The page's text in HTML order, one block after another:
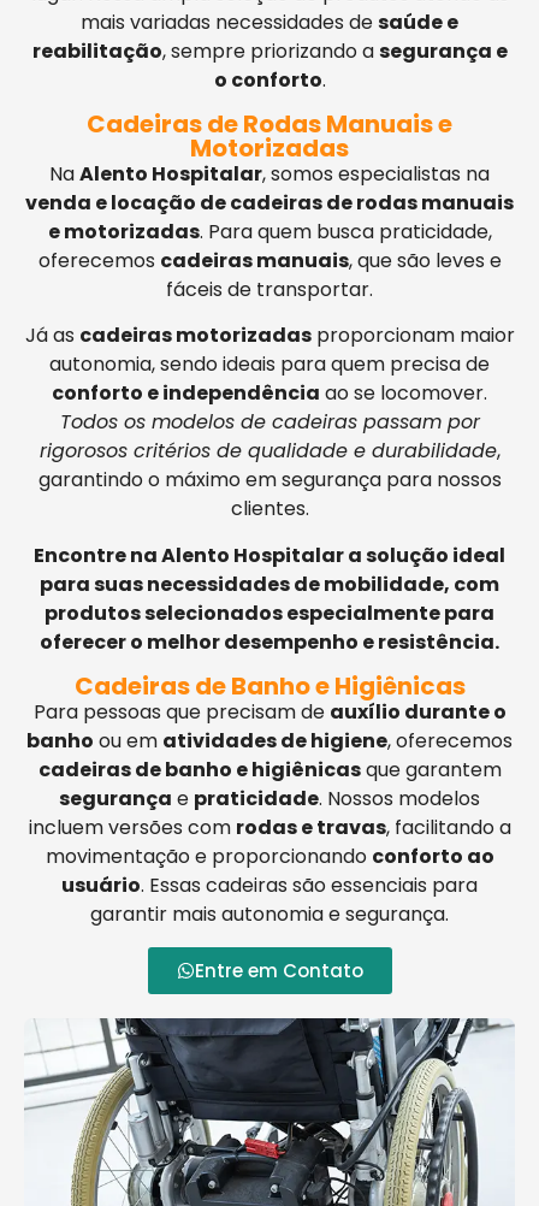
mais variadas necessidades desaúde e
reabilitação, sempre priorizando asegurança e
o conforto.
Cadeiras de Rodas Manuais e
Motorizadas
NaAlento Hospitalar, somos especialistas na
venda e locação de cadeiras de rodas manuais
e motorizadas. Para quem busca praticidade,
oferecemos cadeiras manuais, que são leves e
fáceis de transportar.
Já as cadeiras motorizadasproporcionam maior
autonomia, sendo ideais para quem precisa de
conforto e independência ao se locomover.
Todos os modelos de cadeiras passam por
rigorosos critérios de qualidade e durabilidade,
garantindo o máximo em segurança para nossos
clientes.
Encontre na Alento Hospitalar a solução ideal
para suas necessidades de mobilidade, com
produtos selecionados especialmente para
oferecer o melhor desempenho e resistência.
Cadeiras de Banho e Higiênicas
Para pessoas que precisam de auxílio durante o
banho ou em atividades de higiene, oferecemos
cadeiras de banho e higiênicasque garantem
segurança e praticidade. Nossos modelos
incluem versões com rodas e travas, facilitando a
movimentação e proporcionando conforto ao
usuário. Essas cadeiras são essenciais para
garantir mais autonomia e segurança.
Entre em Contato